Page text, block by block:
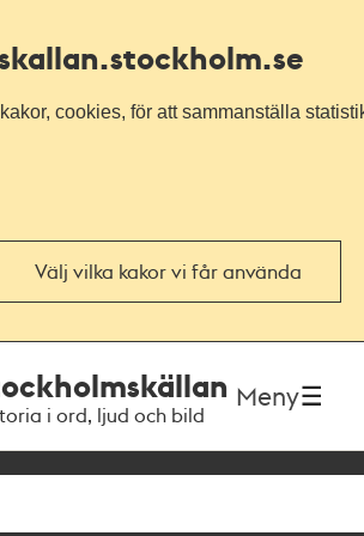
.stockholm.se
cookies, för att sammanställa
Välj vilka kakor vi får använda
i ord, ljud och bild
Meny